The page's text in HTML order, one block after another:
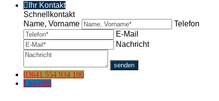
Ihr Kontakt
Schnellkontakt
Name, Vorname
Telefon
E-Mail
Nachricht
03641 554 934 100
Linkedin